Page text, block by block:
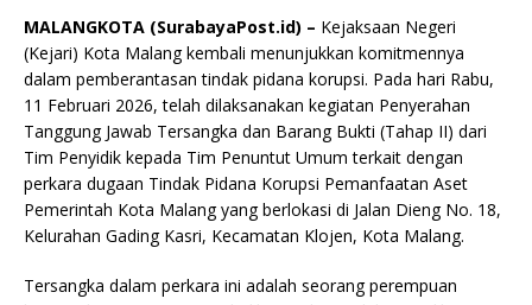
MALANGKOTA (SurabayaPost.id) – Kejaksaan Negeri
(Kejari) Kota Malang kembali menunjukkan komitmennya
dalam pemberantasan tindak pidana korupsi. Pada hari Rabu,
11 Februari 2026, telah dilaksanakan kegiatan Penyerahan
Tanggung Jawab Tersangka dan Barang Bukti (Tahap II) dari
Tim Penyidik kepada Tim Penuntut Umum terkait dengan
perkara dugaan Tindak Pidana Korupsi Pemanfaatan Aset
Pemerintah Kota Malang yang berlokasi di Jalan Dieng No. 18,
Kelurahan Gading Kasri, Kecamatan Klojen, Kota Malang.
Tersangka dalam perkara ini adalah seorang perempuan